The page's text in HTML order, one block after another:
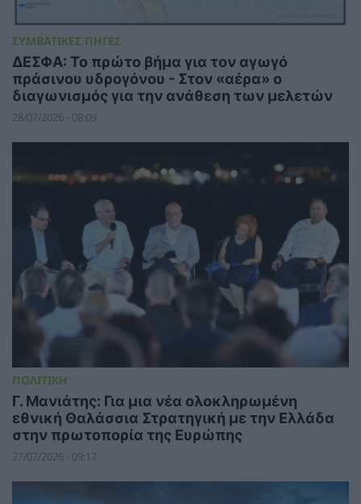
ΣΥΜΒΑΤΙΚΕΣ ΠΗΓΕΣ
ΔΕΣΦΑ: Το πρώτο βήμα για τον αγωγό
πράσινου υδρογόνου - Στον «αέρα» ο
διαγωνισμός για την ανάθεση των μελετών
28/07/2026 - 08:09
ΠΟΛΙΤΙΚΗ
Γ. Μανιάτης: Για μια νέα ολοκληρωμένη
εθνική Θαλάσσια Στρατηγική με την Ελλάδα
στην πρωτοπορία της Ευρώπης
27/07/2026 - 09:17